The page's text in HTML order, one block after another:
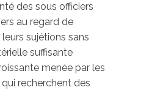
des sous officiers
au regard de
sujétions sans
suffisante
menée par les
recherchent des